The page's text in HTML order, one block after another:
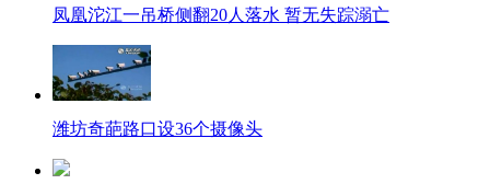
凤凰沱江一吊桥侧翻20人落水 暂无失踪溺亡
潍坊奇葩路口设36个摄像头